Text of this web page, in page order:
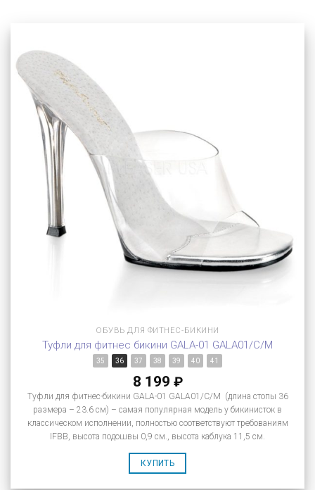
ОБУВЬ ДЛЯ ФИТНЕС-БИКИНИ
Туфли для фитнес бикини GALA-01 GALA01/C/M
35 36 37 38 39 40 41
8 199 ₽
Туфли для фитнес-бикини GALA-01 GALA01/C/M (длина стопы 36
размера – 23.6 см) – самая популярная модель у бикинисток в
классическом исполнении, полностью соответствуют требованиям
IFBB, высота подошвы 0,9 см., высота каблука 11,5 см.
КУПИТЬ